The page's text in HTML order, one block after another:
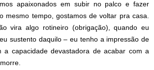
apaixonados em subir no palco e fazer
mesmo tempo, gostamos de voltar pra casa.
vira algo rotineiro (obrigação), quando eu
sustento daquilo – eu tenho a impressão de
a capacidade devastadora de acabar com a